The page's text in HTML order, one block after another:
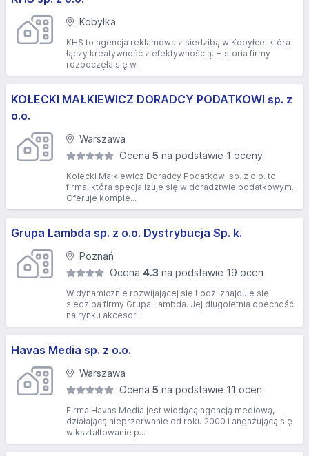
Kobyłka
KHS to agencja reklamowa z siedzibą w Kobyłce, która
łączy kreatywność z efektywnością. Historia firmy
rozpoczęła się w...
KOŁECKI MAŁKIEWICZ DORADCY PODATKOWI sp. z
o.o.
Warszawa
Ocena 5 na podstawie 1 oceny
Kołecki Małkiewicz Doradcy Podatkowi sp. z o.o. to
firma, która specjalizuje się w doradztwie podatkowym.
Oferuje komple...
Grupa Lambda sp. z o.o. Dystrybucja Sp. k.
Poznań
Ocena 4.3 na podstawie 19 ocen
W dynamicznie rozwijającej się Łodzi znajduje się
siedziba firmy Grupa Lambda. Jej długoletnia obecność
na rynku akcesor...
Havas Media sp. z o.o.
Warszawa
Ocena 5 na podstawie 11 ocen
Firma Havas Media jest wiodącą agencją mediową,
działającą nieprzerwanie od roku 2000 i angażującą się
w kształtowanie p...